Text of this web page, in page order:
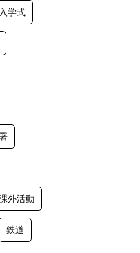
入学式
外活動
鉄道